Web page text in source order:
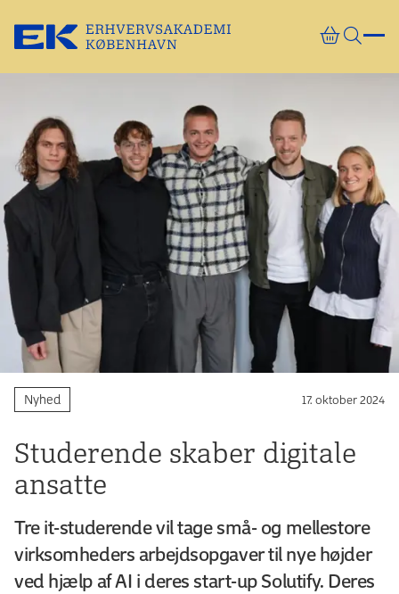
Nyhed 17. oktober 2024
Studerende skaber digitale
ansatte
Tre it-studerende vil tage små- og mellestore
virksomheders arbejdsopgaver til nye højder
ved hjælp af AI i deres start-up Solutify. Deres